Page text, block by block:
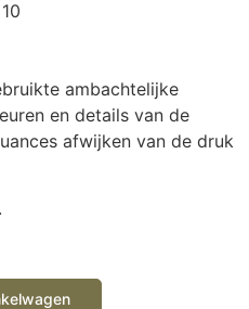
ambachtelijke
en details van de
afwijken van de druk